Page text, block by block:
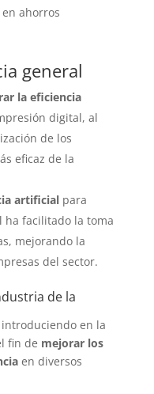
ahorros
general
la eficiencia
digital, al
de los
eficaz de la
artificialpara
ha facilitado la toma
mejorando la
del sector.
de la
en la
fin de mejorar los
en diversos